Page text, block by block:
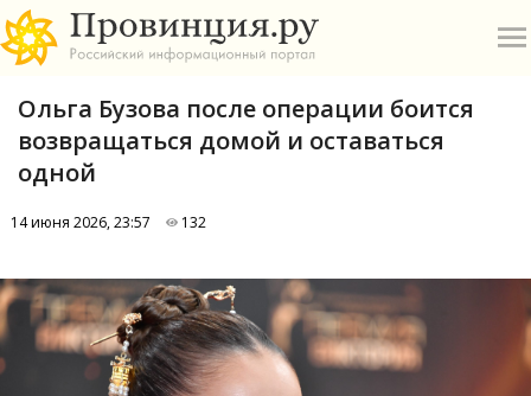
А
Б
П
Ольга Бузова после операции боится
возвращаться домой и оставаться
одной
14 июня 2026, 23:57 132